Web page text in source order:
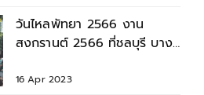
วันไหลพัทยา 2566 งาน
สงกรานต์ 2566 ที่ชลบุรี บาง
16 Apr 2023